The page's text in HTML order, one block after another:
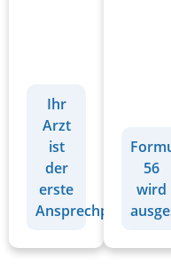
Ihr
Arzt
ist
der
erste
Ansprechpartner
56
wird